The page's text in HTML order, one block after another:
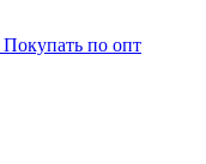
Покупать по опт